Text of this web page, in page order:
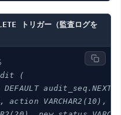
トリガー（監査ログを
(
VARCHAR2(10),